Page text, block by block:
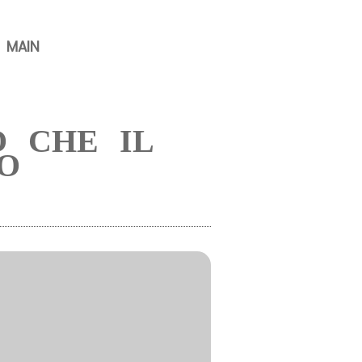
MAIN
CHE IL